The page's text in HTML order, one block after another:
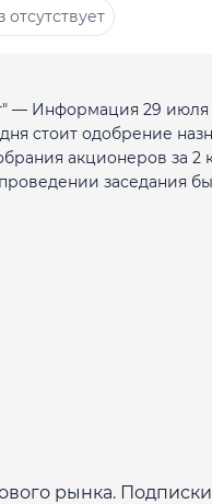
отсутствует
— Информация 29 июля
стоит одобрение
акционеров за 2
заседания
рынка.